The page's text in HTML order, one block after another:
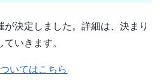
決定しました。詳細は、決まり
いきます。
いてはこちら